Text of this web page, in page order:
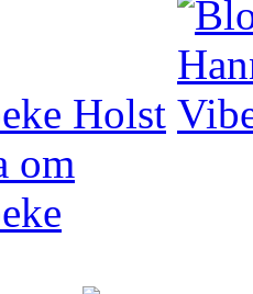
Holst